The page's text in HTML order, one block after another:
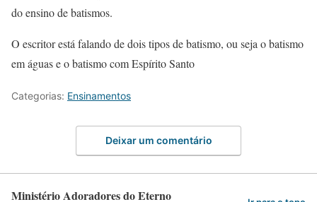
do ensino de batismos.
O escritor está falando de dois tipos de batismo, ou seja o batismo
em águas e o batismo com Espírito Santo
Categorias: Ensinamentos
Deixar um comentário
Ministério Adoradores do Eterno